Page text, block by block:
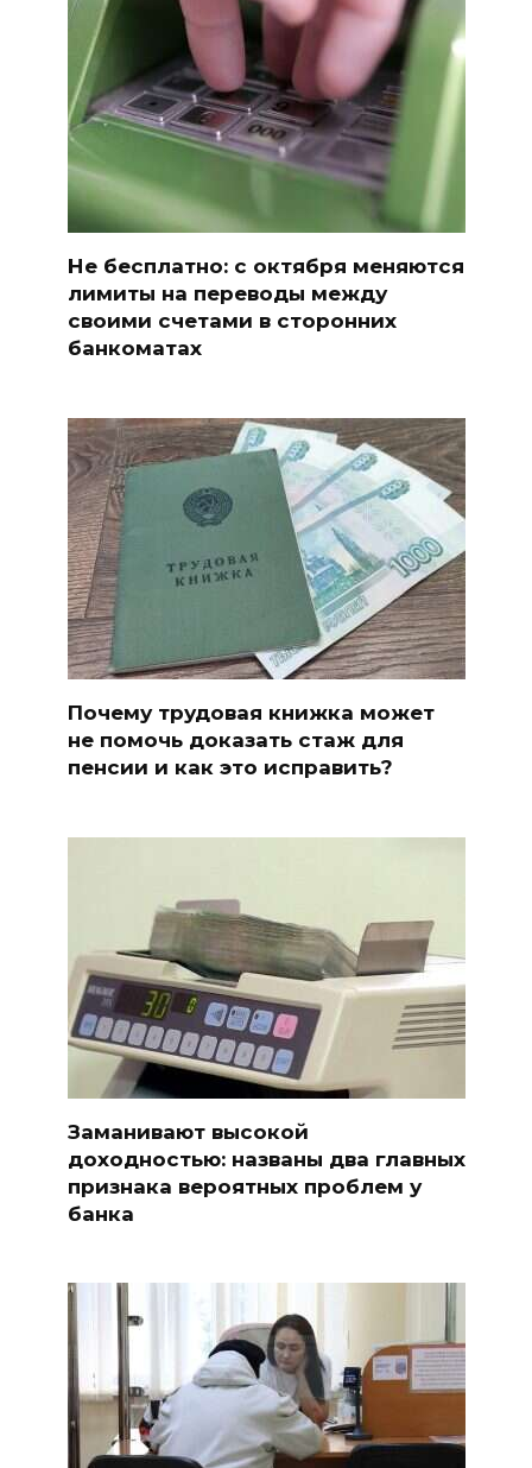
Не бесплатно: с октября меняются
лимиты на переводы между
своими счетами в сторонних
банкоматах
Почему трудовая книжка может
не помочь доказать стаж для
пенсии и как это исправить?
Заманивают высокой
доходностью: названы два главных
признака вероятных проблем у
банка